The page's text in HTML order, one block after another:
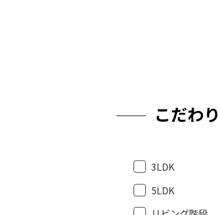
こだわり
3LDK
5LDK